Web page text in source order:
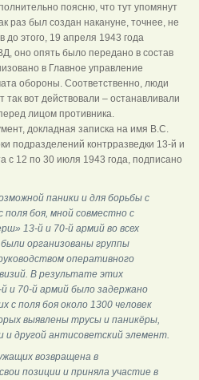
поясню, что тут упомянут
раз был создан накануне, точнее, не
до этого, 19 апреля 1943 года
оно опять было передано в состав
в Главное управление
обороны. Соответственно, люди
вот действовали – останавливали
лицом противника.
докладная записка на имя В.С.
подразделений контрразведки 13-й и
с 12 по 30 июля 1943 года, подписано
паники и для борьбы с
боя, мной совместно с
13-й и 70-й армий во всех
были организованы группы
оперативного
В результате этих
и 70-й армий было задержано
с поля боя около 1300 человек
выявлены трусы и паникёры,
другой антисоветский элемент.
возвращена в
позиции и приняла участие в